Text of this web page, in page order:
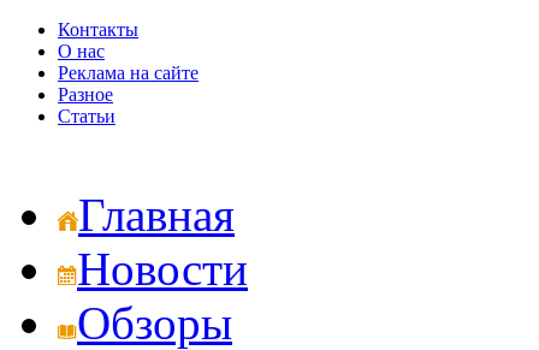
Контакты
О нас
Реклама на сайте
Разное
Статьи
Главная
Новости
Обзоры